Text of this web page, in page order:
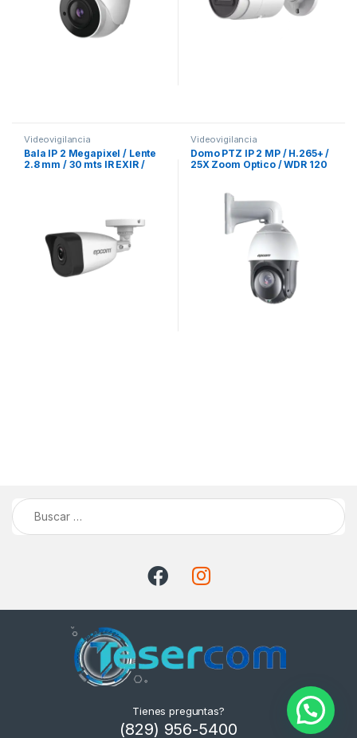
Videovigilancia
Bala IP 2 Megapixel / Lente
2.8 mm / 30 mts IR EXIR /
Videovigilancia
Domo PTZ IP 2 MP / H.265+ /
25X Zoom Optico / WDR 120
Buscar:
Tienes preguntas?
(829) 956-5400